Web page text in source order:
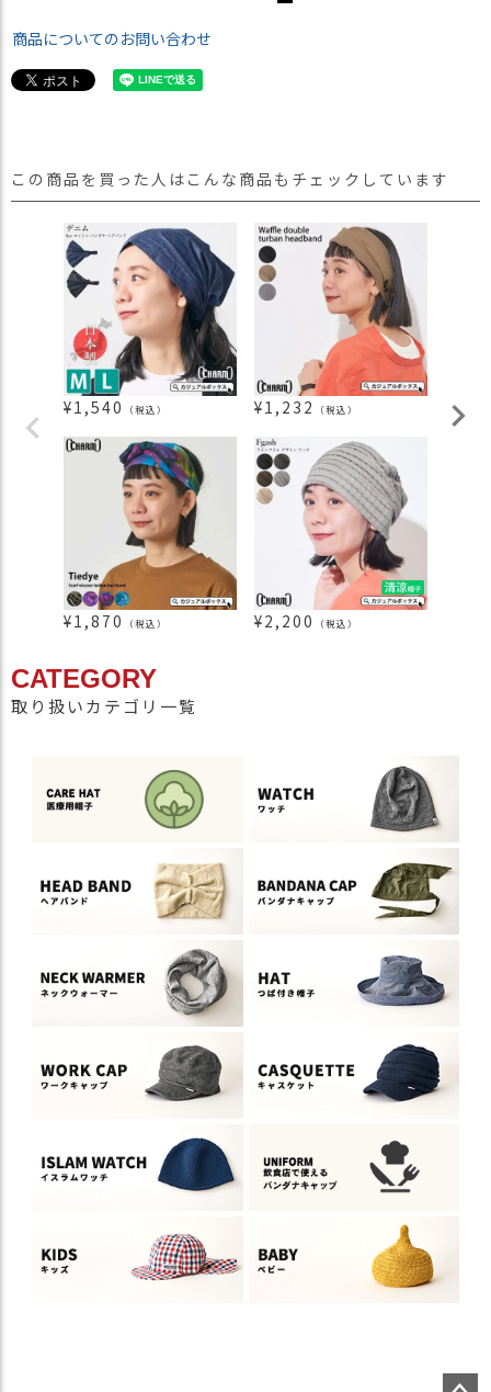
商品についてのお問い合わせ
この商品を買った人はこんな商品もチェックしています
¥1,540 （税込） ¥1,232 （税込） ¥
¥1,870 （税込） ¥2,200 （税込）
CATEGORY
取り扱いカテゴリ一覧